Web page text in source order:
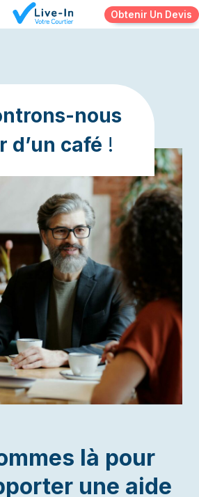
Obtenir Un Devis
nous
d’un café !
là pour
une aide